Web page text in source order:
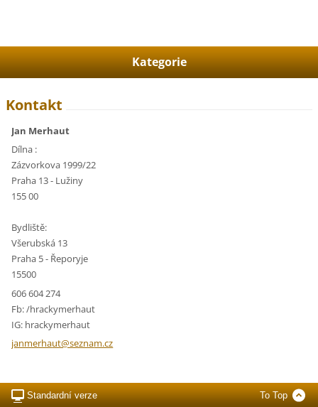
Kategorie
Kontakt
Jan Merhaut
Dílna :
Zázvorkova 1999/22
Praha 13 - Lužiny
155 00
Bydliště:
Všerubská 13
Praha 5 - Řeporyje
15500
606 604 274
Fb: /hrackymerhaut
IG: hrackymerhaut
janmerhaut@seznam.cz
Standardní verze To Top